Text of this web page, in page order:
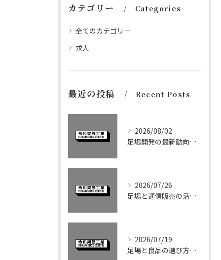
カテゴリー Categories
全てのカテゴリー
求人
最近の投稿 Recent Posts
2026/08/02
足場開発の最新動向と収益性向上の実践ポイントを徹底解説
2026/07/26
足場と通信販売の活用術で周南市玖珂郡和木町の資材調達効率を高める方法
2026/07/19
足場と良品の選び方で現場の安全性とコストを両立するポイントを徹底解説